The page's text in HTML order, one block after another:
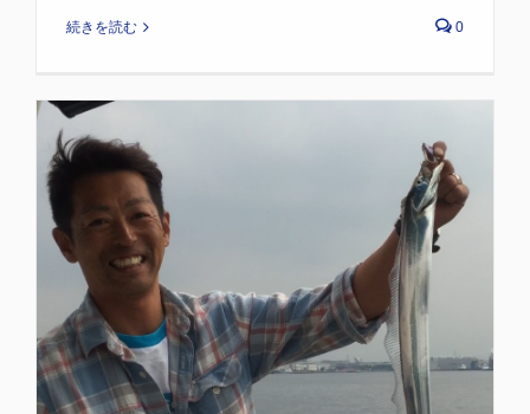
続きを読む 0